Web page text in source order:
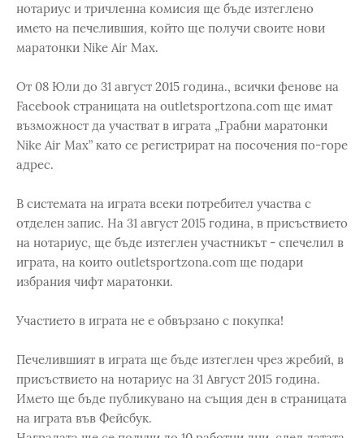
нотариус и тричленна комисия ще бъде изтеглено
името на печелившия, който ще получи своите нови
маратонки Nike Air Max.
Oт 08 Юли до 31 август 2015 година., всички фенове на
Facebook страницата на outletsportzona.com ще имат
възможност да участват в играта „Грабни маратонки
Nike Air Max” като се регистрират на посочения по-горе
адрес.
В системата на играта всеки потребител участва с
отделен запис. На 31 август 2015 година, в присъствието
на нотариус, ще бъде изтеглен участникът - спечелил в
играта, на които outletsportzona.com ще подари
избрания чифт маратонки.
Участието в играта не е обвързано с покупка!
Печелившият в играта ще бъде изтеглен чрез жребий, в
присъствието на нотариус на 31 Август 2015 година.
Името ще бъде публикувано на същия ден в страницата
на играта във Фейсбук.